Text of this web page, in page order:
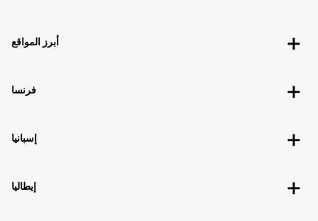
أبرز المواقع
فرنسا
إسبانيا
إيطاليا